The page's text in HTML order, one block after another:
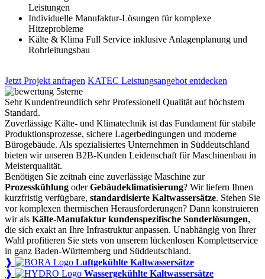
Leistungen
Individuelle Manufaktur-Lösungen für komplexe
Hitzeprobleme
Kälte & Klima Full Service inklusive Anlagenplanung und
Rohrleitungsbau
Jetzt Projekt anfragen KATEC Leistungsangebot entdecken
Sehr Kundenfreundlich sehr Professionell Qualität auf höchstem
Standard.
Zuverlässige Kälte- und Klimatechnik ist das Fundament für stabile
Produktionsprozesse, sichere Lagerbedingungen und moderne
Bürogebäude. Als spezialisiertes Unternehmen in Süddeutschland
bieten wir unseren B2B-Kunden Leidenschaft für Maschinenbau in
Meisterqualität.
Benötigen Sie zeitnah eine zuverlässige Maschine zur
Prozesskühlung oderGebäudeklimatisierung? Wir liefern Ihnen
kurzfristig verfügbare, standardisierte Kaltwassersätze. Stehen Sie
vor komplexen thermischen Herausforderungen? Dann konstruieren
wir als Kälte-Manufaktur kundenspezifische Sonderlösungen,
die sich exakt an Ihre Infrastruktur anpassen. Unabhängig von Ihrer
Wahl profitieren Sie stets von unserem lückenlosen Komplettservice
in ganz Baden-Württemberg und Süddeutschland.
❱
Luftgekühlte Kaltwassersätze
❱
Wassergekühlte Kaltwassersätze